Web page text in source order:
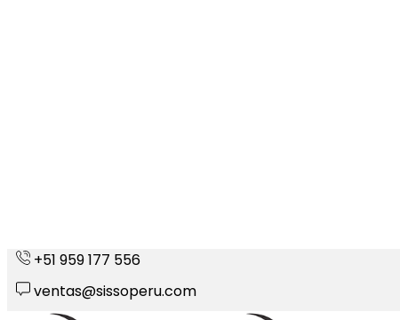
+51 959 177 556
ventas@sissoperu.com